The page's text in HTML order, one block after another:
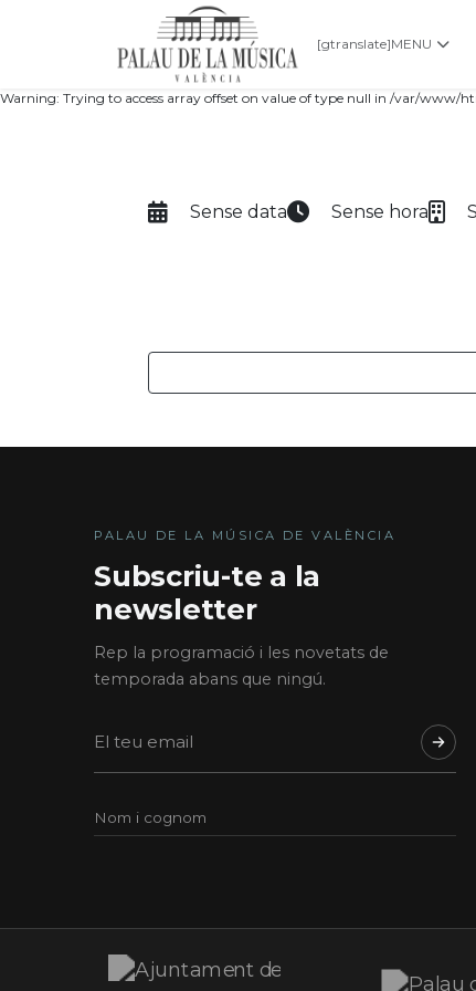
[gtranslate]MENU
Warning: Trying to access array offset on value of type null in /var/
Sense data Sense hora
PALAU DE LA MÚSICA DE VALÈNCIA
Subscriu-te a la
newsletter
Rep la programació i les novetats de
temporada abans que ningú.